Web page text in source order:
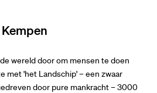
wereld door om mensen te doen
met 'het Landschip' – een zwaar
door pure mankracht – 3000